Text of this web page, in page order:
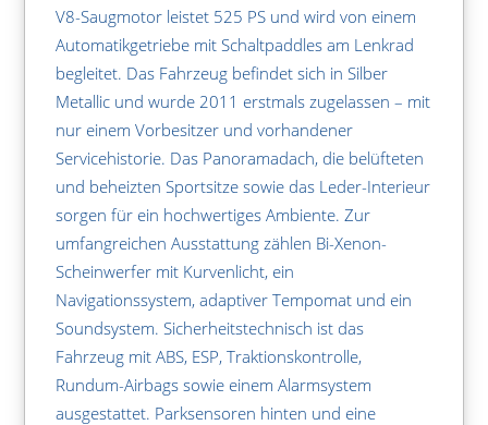
V8-Saugmotor leistet 525 PS und wird von einem
Automatikgetriebe mit Schaltpaddles am Lenkrad
begleitet. Das Fahrzeug befindet sich in Silber
Metallic und wurde 2011 erstmals zugelassen – mit
nur einem Vorbesitzer und vorhandener
Servicehistorie. Das Panoramadach, die belüfteten
und beheizten Sportsitze sowie das Leder-Interieur
sorgen für ein hochwertiges Ambiente. Zur
umfangreichen Ausstattung zählen Bi-Xenon-
Scheinwerfer mit Kurvenlicht, ein
Navigationssystem, adaptiver Tempomat und ein
Soundsystem. Sicherheitstechnisch ist das
Fahrzeug mit ABS, ESP, Traktionskontrolle,
Rundum-Airbags sowie einem Alarmsystem
ausgestattet. Parksensoren hinten und eine